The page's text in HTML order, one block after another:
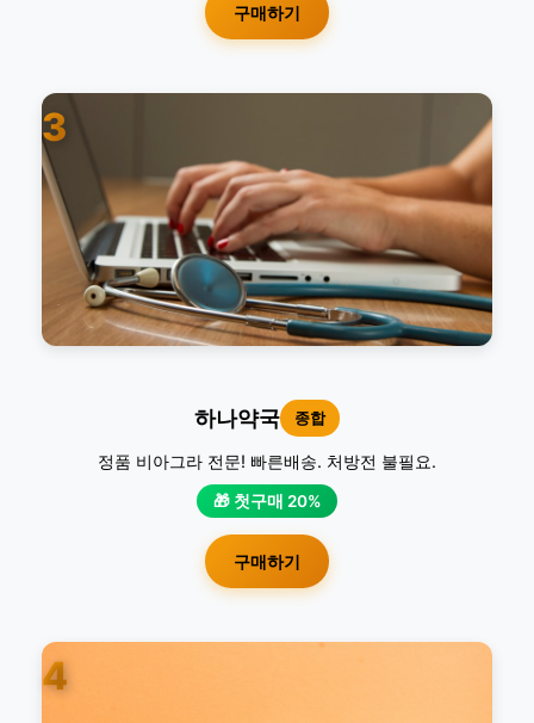
구매하기
3
하나약국 종합
정품 비아그라 전문! 빠른배송. 처방전 불필요.
🎁 첫구매 20%
구매하기
4